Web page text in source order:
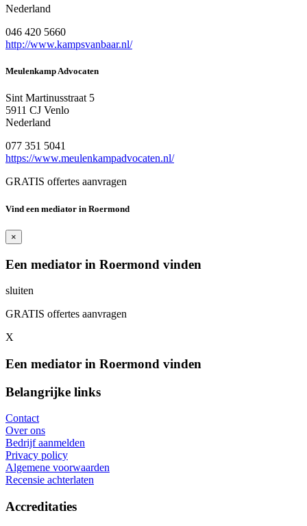
Nederland
046 420 5660
http://www.kampsvanbaar.nl/
Meulenkamp Advocaten
Sint Martinusstraat 5
5911 CJ Venlo
Nederland
077 351 5041
https://www.meulenkampadvocaten.nl/
GRATIS offertes aanvragen
Vind een mediator in Roermond
×
Een mediator in Roermond vinden
sluiten
GRATIS offertes aanvragen
X
Een mediator in Roermond vinden
Belangrijke links
Contact
Over ons
Bedrijf aanmelden
Privacy policy
Algemene voorwaarden
Recensie achterlaten
Accreditaties